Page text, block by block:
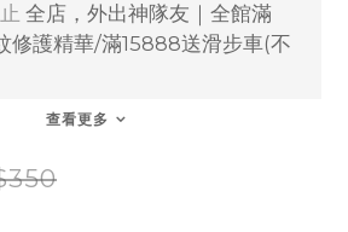
全店，外出神隊友｜全館滿
修護精華/滿15888送滑步車(不
查看更多